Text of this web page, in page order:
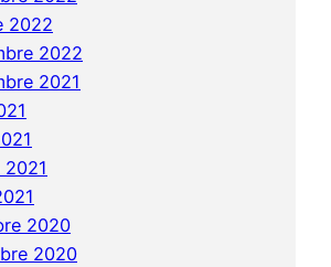
2022
2022
2021
2020
2020